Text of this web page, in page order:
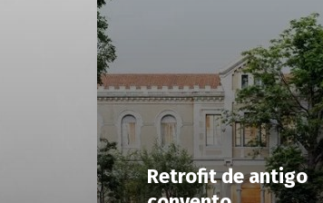
Retrofit de antigo